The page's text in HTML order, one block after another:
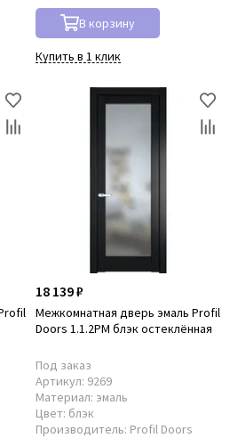
В корзину
Купить в 1 клик
18 139 ₽
Межкомнатная дверь эмаль Profil
Doors 1.1.2PM блэк остеклённая
Под заказ
Артикул: 9269
Материал: эмаль
Цвет: блэк
Производитель: Profil Doors